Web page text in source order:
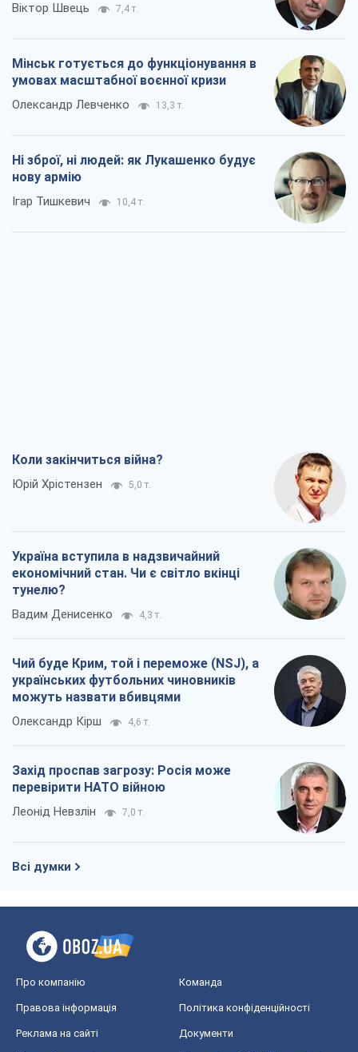
Віктор Швець 7,4 т.
Мінськ готується до функціонування в
умовах масштабної воєнної кризи
Олександр Левченко 13,3 т.
Ні зброї, ні людей: як Лукашенко будує
нову армію
Ігар Тишкевич 10,4 т.
Коли закінчиться війна?
Юрій Хрістензен 5,0 т.
Україна вступила в надзвичайний
економічний стан. Чи є світло вкінці
тунелю?
Вадим Денисенко 4,3 т.
Чий буде Крим, той і переможе (NSJ), а
українських футбольних чиновників
можуть назвати вбивцями
Олександр Кірш 4,6 т.
Захід проспав загрозу: Росія може
перевірити НАТО війною
Леонід Невзлін 7,0 т.
Всі думки
Про компанію Команда
Правова інформація Політика конфіденційності
Реклама на сайті Документи